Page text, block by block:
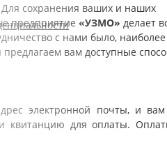
Для сохранения ваших и наших
предприятие «УЗМО» делает
с нами было, наиболее
вам доступные
электронной почты, и
квитанцию для оплаты.